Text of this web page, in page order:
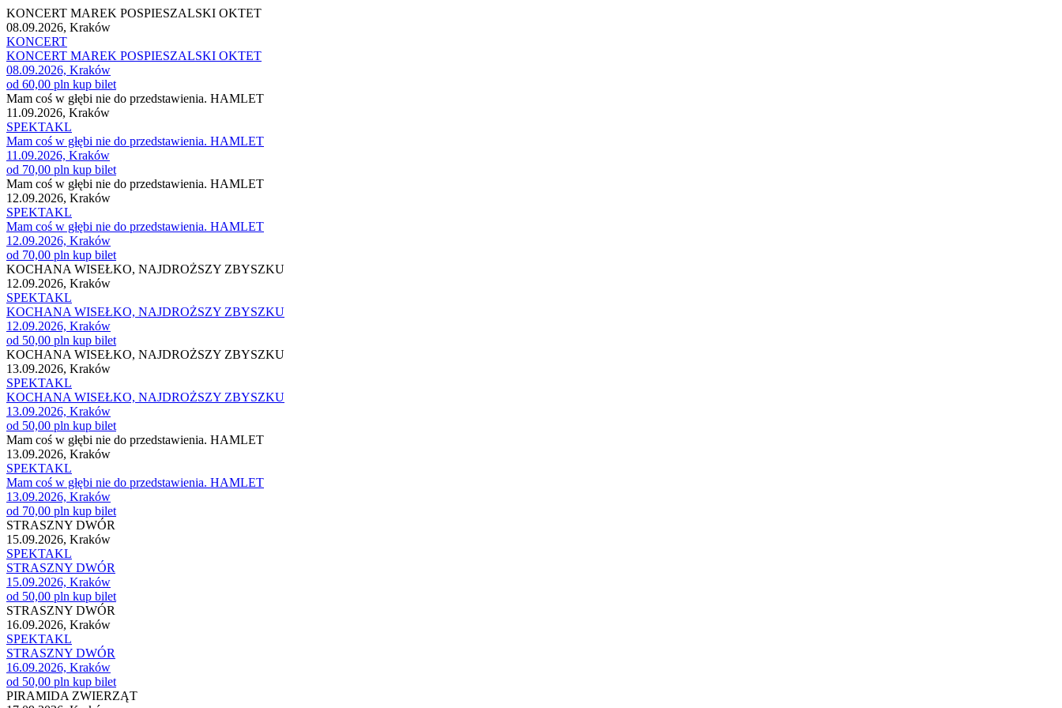
KONCERT MAREK POSPIESZALSKI OKTET
08.09.2026, Kraków
KONCERT
KONCERT MAREK POSPIESZALSKI OKTET
08.09.2026, Kraków
od 60,00 pln kup bilet
Mam coś w głębi nie do przedstawienia. HAMLET
11.09.2026, Kraków
SPEKTAKL
Mam coś w głębi nie do przedstawienia. HAMLET
11.09.2026, Kraków
od 70,00 pln kup bilet
Mam coś w głębi nie do przedstawienia. HAMLET
12.09.2026, Kraków
SPEKTAKL
Mam coś w głębi nie do przedstawienia. HAMLET
12.09.2026, Kraków
od 70,00 pln kup bilet
KOCHANA WISEŁKO, NAJDROŻSZY ZBYSZKU
12.09.2026, Kraków
SPEKTAKL
KOCHANA WISEŁKO, NAJDROŻSZY ZBYSZKU
12.09.2026, Kraków
od 50,00 pln kup bilet
KOCHANA WISEŁKO, NAJDROŻSZY ZBYSZKU
13.09.2026, Kraków
SPEKTAKL
KOCHANA WISEŁKO, NAJDROŻSZY ZBYSZKU
13.09.2026, Kraków
od 50,00 pln kup bilet
Mam coś w głębi nie do przedstawienia. HAMLET
13.09.2026, Kraków
SPEKTAKL
Mam coś w głębi nie do przedstawienia. HAMLET
13.09.2026, Kraków
od 70,00 pln kup bilet
STRASZNY DWÓR
15.09.2026, Kraków
SPEKTAKL
STRASZNY DWÓR
15.09.2026, Kraków
od 50,00 pln kup bilet
STRASZNY DWÓR
16.09.2026, Kraków
SPEKTAKL
STRASZNY DWÓR
16.09.2026, Kraków
od 50,00 pln kup bilet
PIRAMIDA ZWIERZĄT